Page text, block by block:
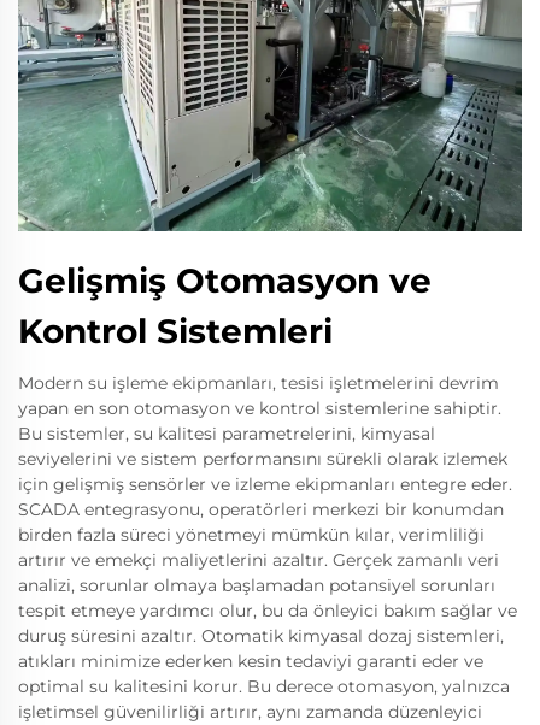
Gelişmiş Otomasyon ve
Kontrol Sistemleri
Modern su işleme ekipmanları, tesisi işletmelerini devrim
yapan en son otomasyon ve kontrol sistemlerine sahiptir.
Bu sistemler, su kalitesi parametrelerini, kimyasal
seviyelerini ve sistem performansını sürekli olarak izlemek
için gelişmiş sensörler ve izleme ekipmanları entegre eder.
SCADA entegrasyonu, operatörleri merkezi bir konumdan
birden fazla süreci yönetmeyi mümkün kılar, verimliliği
artırır ve emekçi maliyetlerini azaltır. Gerçek zamanlı veri
analizi, sorunlar olmaya başlamadan potansiyel sorunları
tespit etmeye yardımcı olur, bu da önleyici bakım sağlar ve
duruş süresini azaltır. Otomatik kimyasal dozaj sistemleri,
atıkları minimize ederken kesin tedaviyi garanti eder ve
optimal su kalitesini korur. Bu derece otomasyon, yalnızca
işletimsel güvenilirliği artırır, aynı zamanda düzenleyici